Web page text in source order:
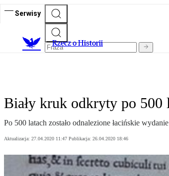
Serwisy
Rzecz o Historii
Biały kruk odkryty po 500
Po 500 latach zostało odnalezione łacińskie
Aktualizacja: 27.04.2020 11:47 Publikacja: 26.04.2020 18:46